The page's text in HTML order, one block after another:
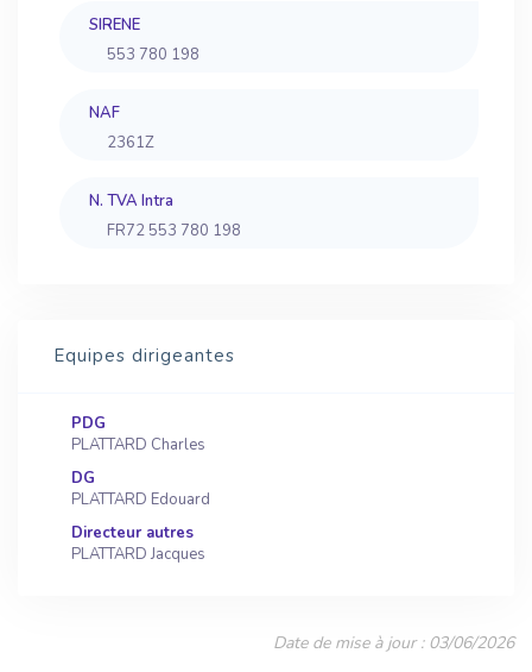
SIRENE
553 780 198
NAF
2361Z
N. TVA Intra
FR72 553 780 198
Equipes dirigeantes
PDG
PLATTARD Charles
DG
PLATTARD Edouard
Directeur autres
PLATTARD Jacques
Date de mise à jour : 03/06/2026